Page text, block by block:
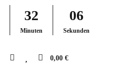
32
Minuten
05
Sekunden
0,00 €